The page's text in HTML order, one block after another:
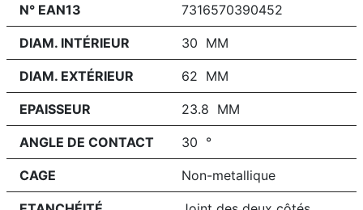
N° EAN13 7316570390452
DIAM. INTÉRIEUR 30 MM
DIAM. EXTÉRIEUR 62 MM
EPAISSEUR 23.8 MM
ANGLE DE CONTACT 30 °
CAGE Non-metallique